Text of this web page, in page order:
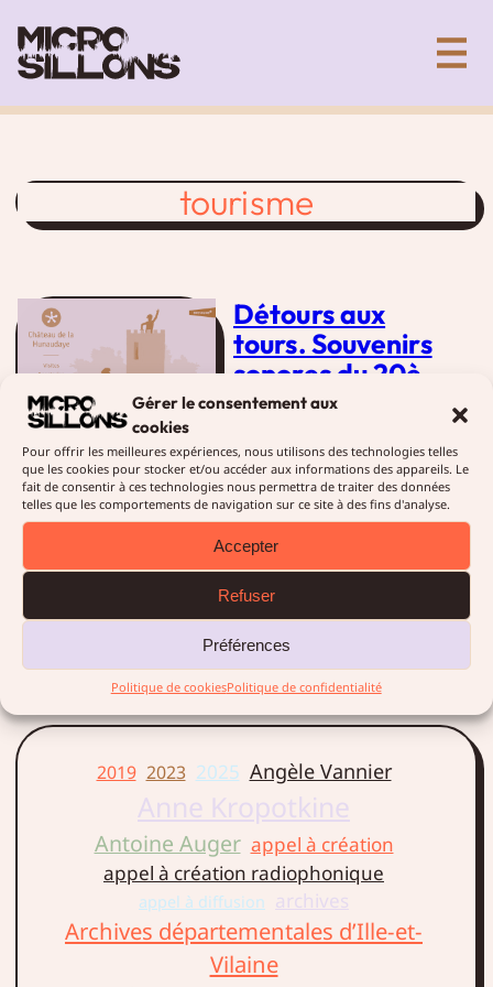
Gérer le consentement aux
cookies
Pour offrir les meilleures expériences, nous utilisons des technologies telles
que les cookies pour stocker et/ou accéder aux informations des appareils. Le
fait de consentir à ces technologies nous permettra de traiter des données
telles que les comportements de navigation sur ce site à des fins d'analyse.
Accepter
Refuser
Préférences
Politique de cookiesPolitique de confidentialité
au
contenu
Collectif artistique de création sonore
tourisme
Détours aux
tours. Souvenirs
sonores du 20è
siècle
3 février 2019 Créations
Micro-sillons a créé les
contenus de l’exposition
sonore « Détours aux tours »
qui s’est tenue d’avril à
octobre 2019 au château de
la Hunaudaye
2019 2023 2025 Angèle Vannier
Antoine Auger appel à création
appel à création radiophonique
appel à diffusion
Archives départementales d’Ille-et-
Vilaine